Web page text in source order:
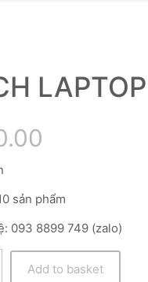
sản phẩm
093 8899 749 (zalo)
Add to basket